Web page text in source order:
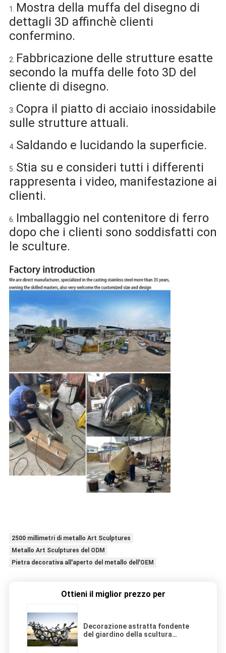
1. Mostra della muffa del disegno di
dettagli 3D affinchè clienti
confermino.
2. Fabbricazione delle strutture esatte
secondo la muffa delle foto 3D del
cliente di disegno.
3. Copra il piatto di acciaio inossidabile
sulle strutture attuali.
4. Saldando e lucidando la superficie.
5. Stia su e consideri tutti i differenti
rappresenta i video, manifestazione ai
clienti.
6. Imballaggio nel contenitore di ferro
dopo che i clienti sono soddisfatti con
le sculture.
2500 millimetri di metallo Art Sculptures
Metallo Art Sculptures del ODM
Pietra decorativa all'aperto del metallo dell'OEM
Ottieni il miglior prezzo per
Decorazione astratta fondente
del giardino della scultura